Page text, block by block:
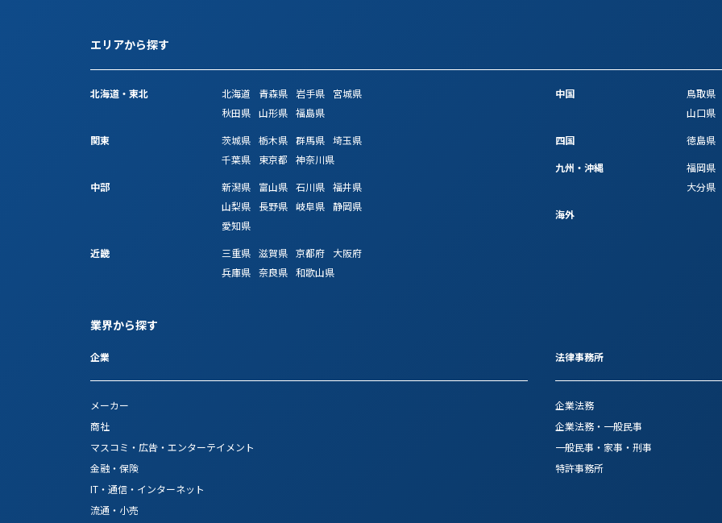
エリアから探す
北海道・東北 北海道 青森県 岩手県
宮城県
秋田県 山形県 福島県
関東
茨城県 栃木県 群馬県 埼玉県
千葉県
東京都
神奈川県
中部
新潟県 富山県 石川県 福井県
山梨県
長野県 岐阜県 静岡県
愛知県
近畿
三重県 滋賀県 京都府
大阪府
兵庫県 奈良県 和歌山県
中国 鳥取県
山口県
四国
徳島県
九州・沖縄
福岡県
大分県
海外
業界から探す
企業
メーカー
商社
マスコミ・広告・エンターテイメント
金融・保険
IT・通信・インターネット
流通・小売
法律事務所
企業法務
企業法務・一般民事
一般民事・家事・刑事
特許事務所